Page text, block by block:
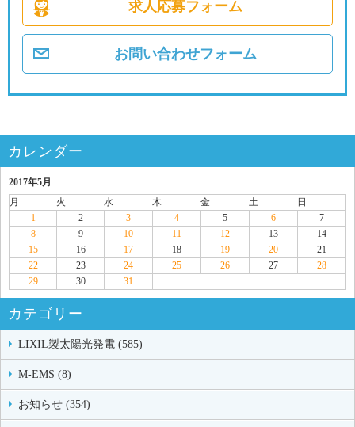
求人応募フォーム
お問い合わせフォーム
カレンダー
2017年5月
月
火 水 木 金 土
日
1
2 3 4 5 6
7
8
9 10 11 12 13
14
15
16 17 18 19 20
21
22
23 24 25 26 27
28
29
30 31
カテゴリー
LIXIL製太陽光発電 (585)
M-EMS (8)
お知らせ (354)